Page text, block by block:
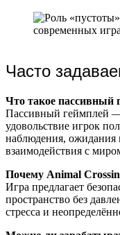
Часто
Что такое пассивный
Пассивный геймплей —
удовольствие игрок
наблюдения, ожидания
взаимодействия с
Почему Animal
Игра предлагает
пространство без
стресса и